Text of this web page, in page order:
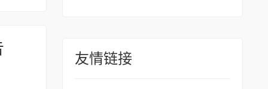
友情链接